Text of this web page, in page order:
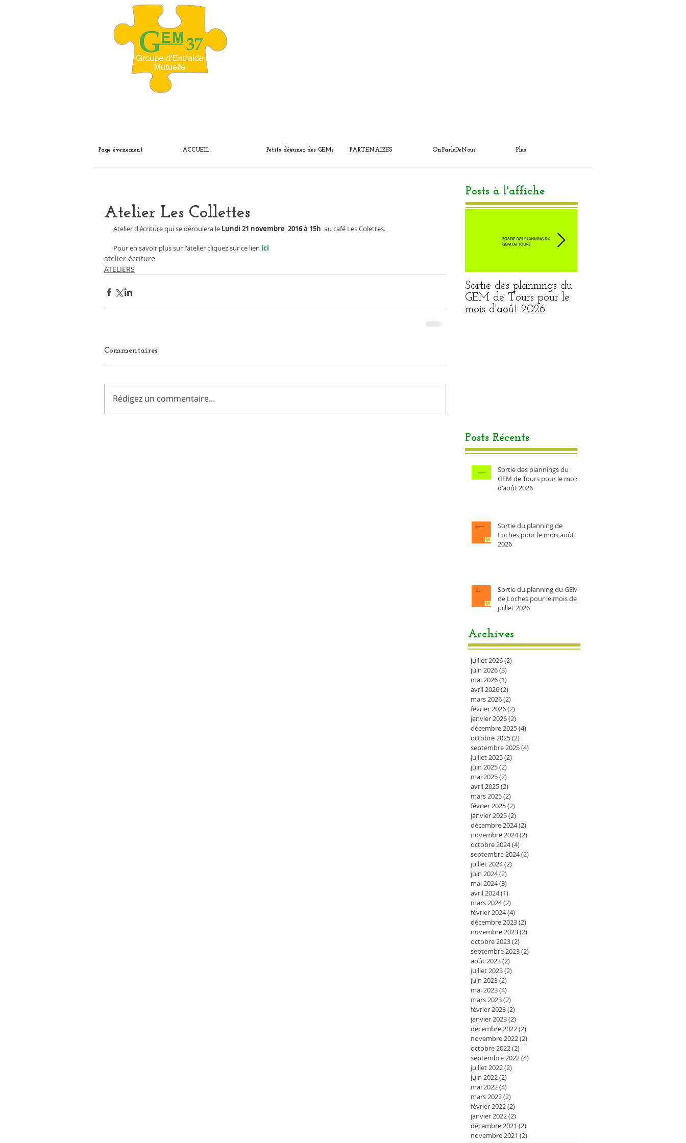
Page évenement ACCUEIL Petits déjeuner des GEMs PARTENAIRES OnParleDeNous Plus
Atelier Les Collettes
Atelier d'écriture qui se déroulera le Lundi 21 novembre  2016 à 15h
  au café Les Colettes.
Pour en savoir plus sur l'atelier cliquez sur ce lien ici
atelier écriture
ATELIERS
Commentaires
Rédigez un commentaire...
Posts à l'affiche
Sortie des plannings du
GEM de Tours pour le
mois d'août 2026
Posts Récents
Sortie des plannings du
GEM de Tours pour le mois
d'août 2026
Sortie du planning de
Loches pour le mois août
2026
Sortie du planning du GEM
de Loches pour le mois de
juillet 2026
Archives
juillet 2026(2)
juin 2026(3)
mai 2026(1)
avril 2026(2)
mars 2026(2)
février 2026(2)
janvier 2026(2)
décembre 2025(4)
octobre 2025(2)
septembre 2025(4)
juillet 2025(2)
juin 2025(2)
mai 2025(2)
avril 2025(2)
mars 2025(2)
février 2025(2)
janvier 2025(2)
décembre 2024(2)
novembre 2024(2)
octobre 2024(4)
septembre 2024(2)
juillet 2024(2)
juin 2024(2)
mai 2024(3)
avril 2024(1)
mars 2024(2)
février 2024(4)
décembre 2023(2)
novembre 2023(2)
octobre 2023(2)
septembre 2023(2)
août 2023(2)
juillet 2023(2)
juin 2023(2)
mai 2023(4)
mars 2023(2)
février 2023(2)
janvier 2023(2)
décembre 2022(2)
novembre 2022(2)
octobre 2022(2)
septembre 2022(4)
juillet 2022(2)
juin 2022(2)
mai 2022(4)
mars 2022(2)
février 2022(2)
janvier 2022(2)
décembre 2021 (2)
novembre 2021 (2)